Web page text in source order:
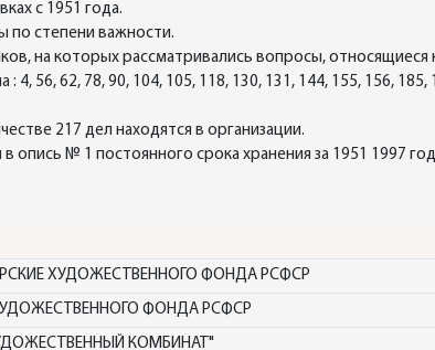
с 1951 года.
по степени важности.
на которых рассматривались вопросы,
56, 62, 78, 90, 104, 105, 118, 130, 131, 144, 155, 156, 185,
217 дел находятся в организации.
№ 1 постоянного срока хранения за 1951 1997
ХУДОЖЕСТВЕННОГО ФОНДА РСФСР
ФОНДА РСФСР
КОМБИНАТ"